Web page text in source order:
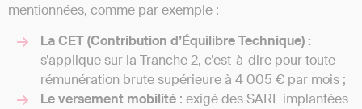
mentionnées, comme par exemple :
La CET (Contribution d’Équilibre Technique) :
s’applique sur la Tranche 2, c’est-à-dire pour toute
rémunération brute supérieure à 4 005 € par mois ;
Le versement mobilité : exigé des SARL implantées